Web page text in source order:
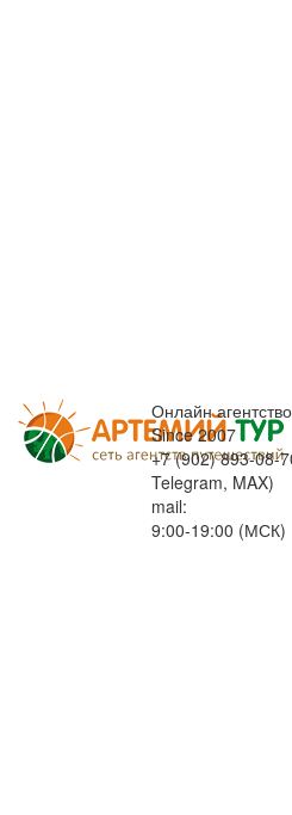
Онлайн
Since 2007
+7 (902) 893-08-
Telegram, MAX)
mail:
9:00-19:00 (МСК)